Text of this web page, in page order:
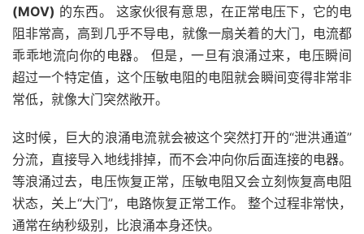
(MOV) 的东西。 这家伙很有意思，在正常电压下，它的电
阻非常高，高到几乎不导电，就像一扇关着的大门，电流都
乖乖地流向你的电器。 但是，一旦有浪涌过来，电压瞬间
超过一个特定值，这个压敏电阻的电阻就会瞬间变得非常非
常低，就像大门突然敞开。
这时候，巨大的浪涌电流就会被这个突然打开的“泄洪通道”
分流，直接导入地线排掉，而不会冲向你后面连接的电器。
等浪涌过去，电压恢复正常，压敏电阻又会立刻恢复高电阻
状态，关上“大门”，电路恢复正常工作。 整个过程非常快，
通常在纳秒级别，比浪涌本身还快。